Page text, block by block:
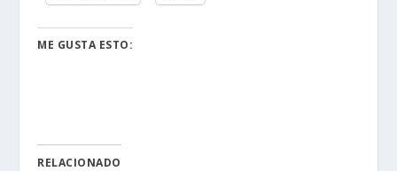
ME GUSTA ESTO:
RELACIONADO